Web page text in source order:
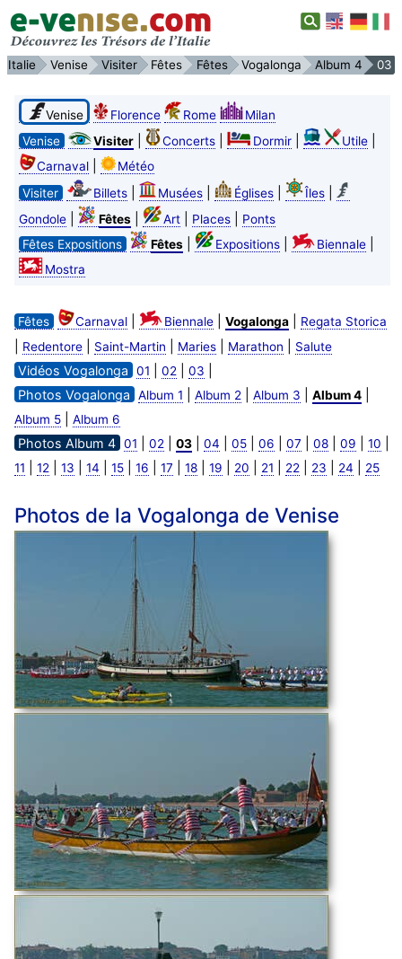
Italie Venise Visiter Fêtes Fêtes Vogalonga Album 4 03
Venise Florence Rome
Milan
Venise
Visiter| Concerts| Dormir| Utile|
Carnaval|
Météo
Visiter
Billets| Musées| Églises| Îles|
Gondole| Fêtes| Art| Places|
Ponts
Fêtes Expositions
Fêtes| Expositions| Biennale|
Mostra
Fêtes Carnaval| Biennale| Vogalonga| Regata Storica
Redentore| Saint-Martin Maries| Marathon Salute
Vidéos Vogalonga 01 02 03
Photos Vogalonga
Album 1 Album 2 Album 3 Album 4|
Album 5| Album 6
Photos Album 4 01 02 03| 04 05| 06 07 08| 09 10
11 12 13 14 15| 16 17 18| 19 20 21 22 23 24 25
Photos de la Vogalonga de Venise